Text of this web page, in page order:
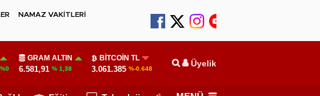
NAMAZ VAKİTLERİ
%0
GRAM ALTIN
6.581,91 % 1,38
BITCOIN TL
3.061.385 %-0.648 Üyelik